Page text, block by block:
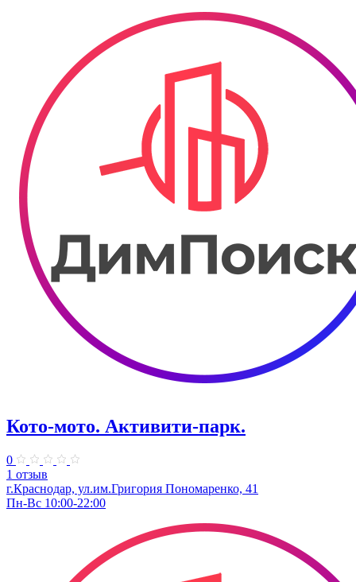
Кото-мото. ​Активити-парк.
0
1 отзыв
г.Краснодар, ул.им.Григория Пономаренко, 41
Пн-Вс 10:00-22:00